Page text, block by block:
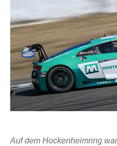
Auf dem Hockenheimring